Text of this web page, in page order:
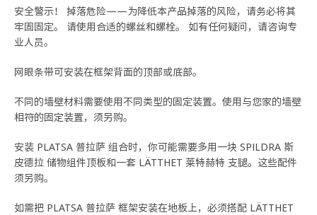
安全警示！ 掉落危险——为降低本产品掉落的风险，请务必将其
牢固固定。 请使用合适的螺丝和螺栓。 如有任何疑问，请咨询专
业人员。
网眼条带可安装在框架背面的顶部或底部。
不同的墙壁材料需要使用不同类型的固定装置。使用与您家的墙壁
相符的固定装置，须另购。
安装 PLATSA 普拉萨 组合时，你可能需要多用一块 SPILDRA 斯
皮德拉 储物组件顶板和一套 LÄTTHET 莱特赫特 支腿。这些配件
须另购。
如需把 PLATSA 普拉萨 框架安装在地板上，必须搭配 LÄTTHET